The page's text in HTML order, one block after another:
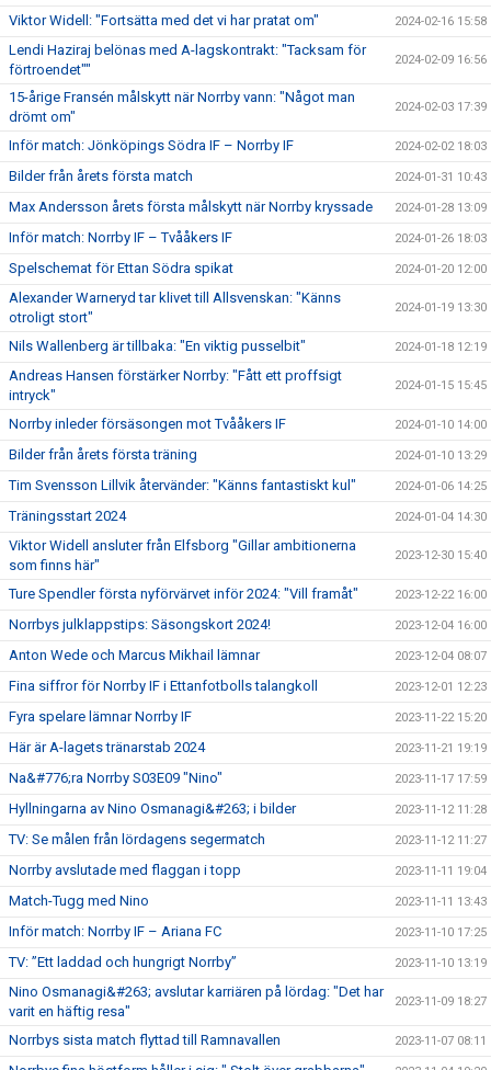
Viktor Widell: "Fortsätta med det vi har pratat om" 2024-02-16 15:58
Lendi Haziraj belönas med A-lagskontrakt: "Tacksam för
förtroendet""
2024-02-09 16:56
15-årige Fransén målskytt när Norrby vann: "Något man
drömt om"
2024-02-03 17:39
Inför match: Jönköpings Södra IF – Norrby IF 2024-02-02 18:03
Bilder från årets första match 2024-01-31 10:43
Max Andersson årets första målskytt när Norrby kryssade 2024-01-28 13:09
Inför match: Norrby IF – Tvååkers IF 2024-01-26 18:03
Spelschemat för Ettan Södra spikat 2024-01-20 12:00
Alexander Warneryd tar klivet till Allsvenskan: "Känns
otroligt stort"
2024-01-19 13:30
Nils Wallenberg är tillbaka: "En viktig pusselbit" 2024-01-18 12:19
Andreas Hansen förstärker Norrby: "Fått ett proffsigt
intryck"
2024-01-15 15:45
Norrby inleder försäsongen mot Tvååkers IF 2024-01-10 14:00
Bilder från årets första träning 2024-01-10 13:29
Tim Svensson Lillvik återvänder: "Känns fantastiskt kul" 2024-01-06 14:25
Träningsstart 2024 2024-01-04 14:30
Viktor Widell ansluter från Elfsborg "Gillar ambitionerna
som finns här"
2023-12-30 15:40
Ture Spendler första nyförvärvet inför 2024: "Vill framåt" 2023-12-22 16:00
Norrbys julklappstips: Säsongskort 2024! 2023-12-04 16:00
Anton Wede och Marcus Mikhail lämnar 2023-12-04 08:07
Fina siffror för Norrby IF i Ettanfotbolls talangkoll 2023-12-01 12:23
Fyra spelare lämnar Norrby IF 2023-11-22 15:20
Här är A-lagets tränarstab 2024 2023-11-21 19:19
Na&#776;ra Norrby S03E09 "Nino" 2023-11-17 17:59
Hyllningarna av Nino Osmanagi&#263; i bilder 2023-11-12 11:28
TV: Se målen från lördagens segermatch 2023-11-12 11:27
Norrby avslutade med flaggan i topp 2023-11-11 19:04
Match-Tugg med Nino 2023-11-11 13:43
Inför match: Norrby IF – Ariana FC 2023-11-10 17:25
TV: ”Ett laddad och hungrigt Norrby” 2023-11-10 13:19
Nino Osmanagi&#263; avslutar karriären på lördag: "Det har
varit en häftig resa"
2023-11-09 18:27
Norrbys sista match flyttad till Ramnavallen 2023-11-07 08:11